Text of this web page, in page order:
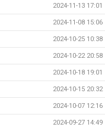
2024-11-13 17:01
2024-11-08 15:06
2024-10-25 10:38
2024-10-22 20:58
2024-10-18 19:01
2024-10-15 20:32
2024-10-07 12:16
2024-09-27 14:49